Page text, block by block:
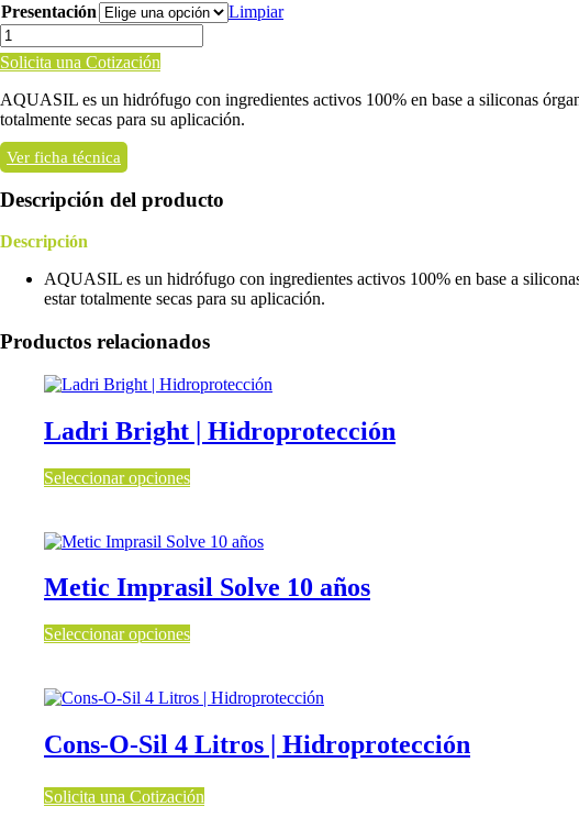
Presentación
Limpiar
Aquasil
|
Hidroprotección
cantidad
Solicita una Cotización
AQUASIL es un hidrófugo con ingredientes activos 100% en base a siliconas
totalmente secas para su aplicación.
Ver ficha técnica
Descripción del producto
Descripción
AQUASIL es un hidrófugo con ingredientes activos 100% en base a
estar totalmente secas para su aplicación.
Productos relacionados
Ladri Bright | Hidroprotección
Seleccionar opciones
tiene
múltiples
variantes.
Las
se
en
página
de
Metic Imprasil Solve 10 años
Seleccionar opciones
tiene
múltiples
variantes.
Las
se
pueden
Cons-O-Sil 4 Litros | Hidroprotección
Solicita una Cotización